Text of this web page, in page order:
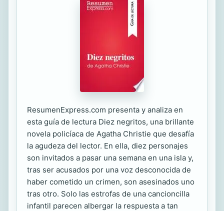
ResumenExpress.com presenta y analiza en
esta guía de lectura Diez negritos, una brillante
novela policíaca de Agatha Christie que desafía
la agudeza del lector. En ella, diez personajes
son invitados a pasar una semana en una isla y,
tras ser acusados por una voz desconocida de
haber cometido un crimen, son asesinados uno
tras otro. Solo las estrofas de una cancioncilla
infantil parecen albergar la respuesta a tan